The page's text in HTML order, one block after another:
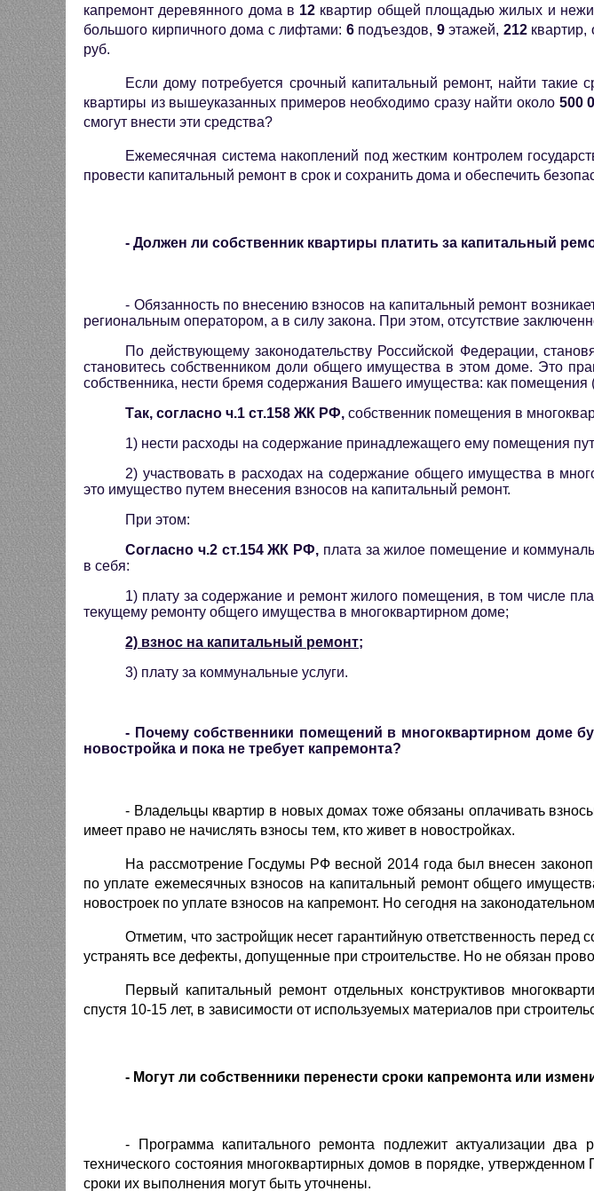
капремонт деревянного дома в 12 квартир общей площадью жилых и
большого кирпичного дома с лифтами: 6подъездов, 9этажей, 212
руб.
Если дому потребуется срочный капитальный ремонт, найти такие
квартиры из вышеуказанных примеров необходимо сразу найти около 500
смогут внести эти средства?
Ежемесячная система накоплений под жестким контролем
провести капитальный ремонт в срок и сохранить дома и обеспечить
- Должен ли собственник квартиры платить за капитальный
- Обязанность по внесению взносов на капитальный ремонт
региональным оператором, а в силу закона. При этом, отсутствие
По действующему законодательству Российской Федерации,
становитесь собственником доли общего имущества в этом доме. Это
собственника, нести бремя содержания Вашего имущества: как
Так, согласно ч.1 ст.158 ЖК РФ, собственник помещения в
1) нести расходы на содержание принадлежащего ему помещения
2) участвовать в расходах на содержание общего имущества в
это имущество путем внесения взносов на капитальный ремонт.
При этом:
Согласно ч.2 ст.154 ЖК РФ, плата за жилое помещение и
в себя:
1) плату за содержание и ремонт жилого помещения, в том числе
текущему ремонту общего имущества в многоквартирном доме;
2) взнос на капитальный ремонт;
3) плату за коммунальные услуги.
- Почему собственники помещений в многоквартирном доме
новостройка и пока не требует капремонта?
- Владельцы квартир в новых домах тоже обязаны оплачивать
имеет право не начислять взносы тем, кто живет в новостройках.
На рассмотрение Госдумы РФ весной 2014 года был внесен
по уплате ежемесячных взносов на капитальный ремонт общего
новостроек по уплате взносов на капремонт. Но сегодня на
Отметим, что застройщик несет гарантийную ответственность
устранять все дефекты, допущенные при строительстве. Но не обязан
Первый капитальный ремонт отдельных конструктивов
спустя 10-15 лет, в зависимости от используемых материалов при
- Могут ли собственники перенести сроки капремонта или
- Программа капитального ремонта подлежит актуализации два
технического состояния многоквартирных домов в порядке,
сроки их выполнения могут быть уточнены.